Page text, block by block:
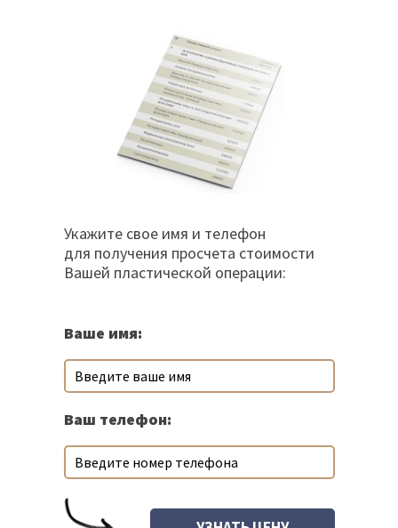
Укажите свое имя и телефон
для получения просчета стоимости
Вашей пластической операции:
Ваше имя:
Ваш телефон: